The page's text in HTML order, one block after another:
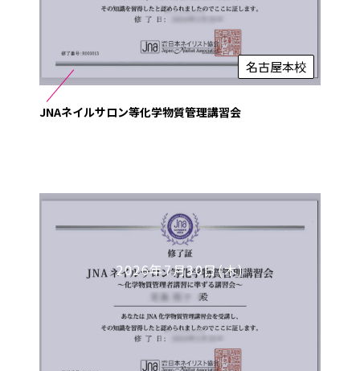
名古屋本校
JNAネイルサロン等化学物質管理講習会
2026年7月30日(木)